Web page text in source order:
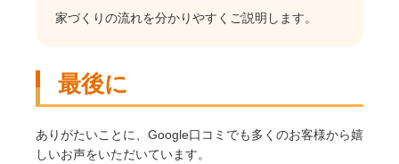
家づくりの流れを分かりやすくご説明します。
最後に
ありがたいことに、Google口コミでも多くのお客様から嬉
しいお声をいただいています。